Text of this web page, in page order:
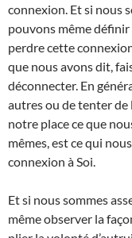
connexion. Et si nous
pouvons même
perdre cette
que nous avons dit,
déconnecter. En
autres ou de tenter de
notre place ce que
mêmes, est ce qui
connexion à Soi.
Et si nous sommes
même observer la